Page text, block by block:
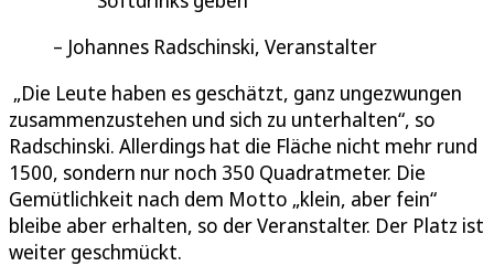
Johannes Radschinski, Veranstalter
„Die Leute haben es geschätzt, ganz ungezwungen
zusammenzustehen und sich zu unterhalten“, so
Radschinski. Allerdings hat die Fläche nicht mehr rund
1500, sondern nur noch 350 Quadratmeter. Die
Gemütlichkeit nach dem Motto „klein, aber fein“
bleibe aber erhalten, so der Veranstalter. Der Platz ist
weiter geschmückt.